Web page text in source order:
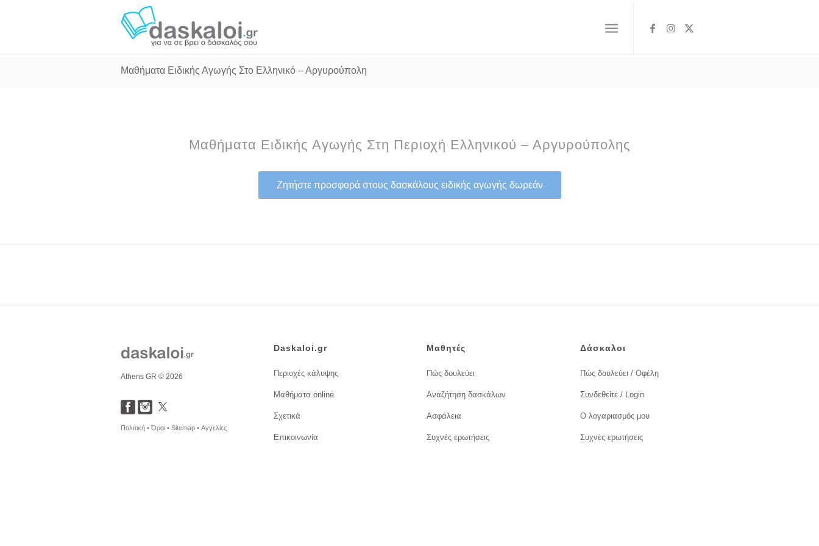
Μαθήματα Ειδικής Αγωγής Στο Ελληνικό – Αργυρούπολη
Μαθήματα Ειδικής Αγωγής Στη Περιοχή Ελληνικού – Αργυρούπολης
Ζητήστε προσφορά στους δασκάλους ειδικής αγωγής δωρεάν
Athens GR © 2026
Πολιτική •Όροι • Sitemap • Αγγελίες
Daskaloi.gr
Περιοχές κάλυψης
Μαθήματα online
Σχετικά
Επικοινωνία
Μαθητές
Πώς δουλεύει
Αναζήτηση δασκάλων
Ασφάλεια
Συχνές ερωτήσεις
Δάσκαλοι
Πώς δουλεύει / Οφέλη
Συνδεθείτε / Login
Ο λογαριασμός μου
Συχνές ερωτήσεις